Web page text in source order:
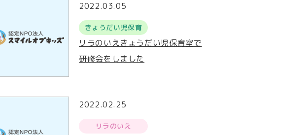
2022.03.05
きょうだい児保育
リラのいえきょうだい児保育室で
研修会をしました
2022.02.25
リラのいえ